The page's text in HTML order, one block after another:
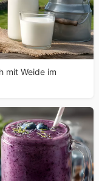
mit Weide im